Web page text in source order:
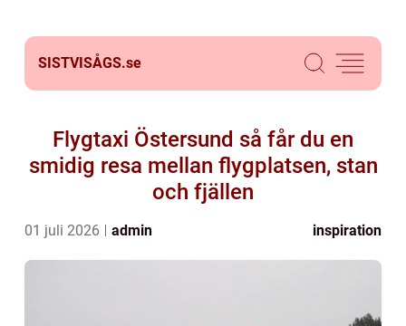
SISTVISÅGS.se
Flygtaxi Östersund så får du en
smidig resa mellan flygplatsen, stan
och fjällen
01 juli 2026 admin inspiration